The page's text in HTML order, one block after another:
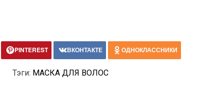
PINTEREST ВКОНТАКТЕ ОДНОКЛАССНИКИ
Тэги: МАСКА ДЛЯ ВОЛОС